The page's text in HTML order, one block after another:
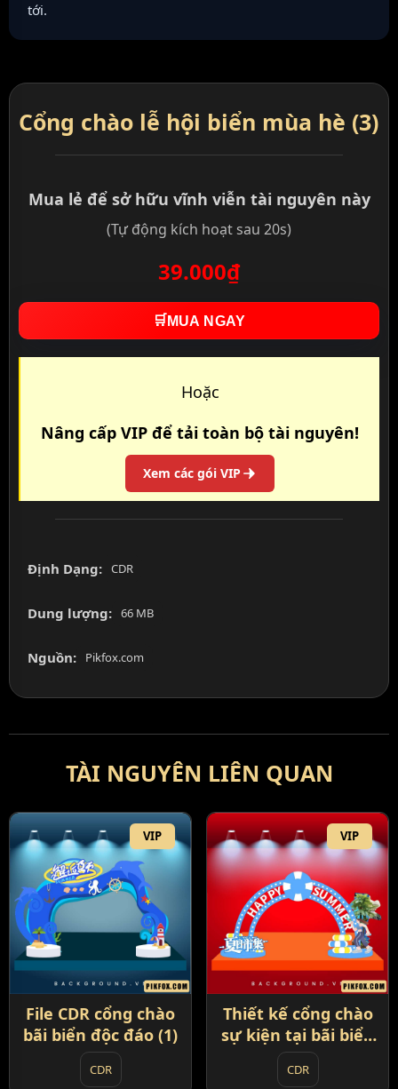
tới.
Cổng chào lễ hội biển mùa hè (3)
Mua lẻ để sở hữu vĩnh viễn tài nguyên này
(Tự động kích hoạt sau 20s)
39.000₫
🛒 MUA NGAY
Hoặc
Nâng cấp VIP để tải toàn bộ tài nguyên!
Xem các gói VIP
Định Dạng: CDR
Dung lượng: 66 MB
Nguồn: Pikfox.com
TÀI NGUYÊN LIÊN QUAN
VIP
File CDR cổng chào
bãi biển độc đáo (1)
CDR
VIP
Thiết kế cổng chào
sự kiện tại bãi biển
(2)
CDR